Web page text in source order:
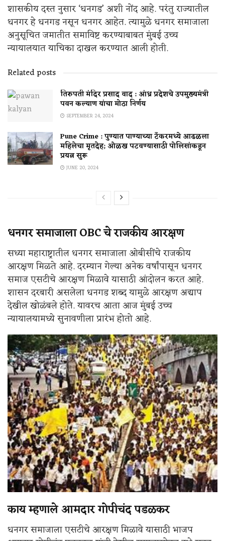
शासकीय दस्त नुसार ‘धनगड’ अशी नोंद आहे. परंतु राज्यातील
धनगर हे धनगड नसून धनगर आहेत. त्यामुळे धनगर समाजाला
अनुसूचित जमातीत समाविष्ट करण्याबाबत मुंबई उच्च
न्यायालयात याचिका दाखल करण्यात आली होती.
Related posts
तिरुपती मंदिर प्रसाद वाद : आंध्र प्रदेशचे उपमुख्यमंत्री
पवन कल्याण यांचा मोठा निर्णय
SEPTEMBER 24, 2024
Pune Crime : पुण्यात पाण्याच्या टँकरमध्ये आढळला
महिलेचा मृतदेह; ओळख पटवण्यासाठी पोलिसांकडून
प्रयत्न सुरू
JUNE 20, 2024
धनगर समाजाला OBC चे राजकीय आरक्षण
सध्या महाराष्ट्रातील धनगर समाजाला ओबीसींचे राजकीय
आरक्षण मिळते आहे. दरम्यान गेल्या अनेक वर्षांपासून धनगर
समाज एसटीचे आरक्षण मिळावे यासाठी आंदोलन करत आहे.
शासन दरबारी असलेला धनगड शब्द यामुळे आरक्षण अद्याप
देखील खोळंबले होते. यावरच आता आज मुंबई उच्च
न्यायालयामध्ये सुनावणीला प्रारंभ होतो आहे.
काय म्हणाले आमदार गोपीचंद पडळकर
धनगर समाजाला एसटीचे आरक्षण मिळावे यासाठी भाजप